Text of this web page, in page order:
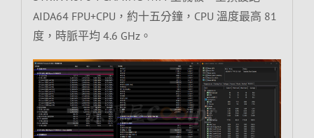
AIDA64 FPU+CPU，約十五分鐘，CPU 溫度最高 81
度，時脈平均 4.6 GHz。